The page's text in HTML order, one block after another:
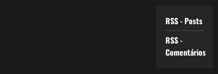
RSS - Posts
RSS -
Comentários